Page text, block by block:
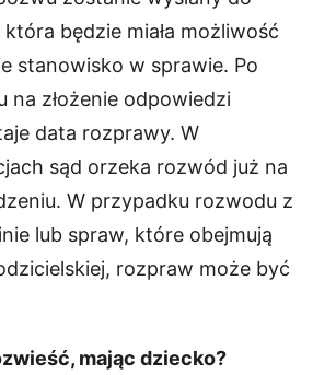
będzie miała możliwość
stanowisko w sprawie. Po
na złożenie odpowiedzi
data rozprawy. W
sąd orzeka rozwód już na
W przypadku rozwodu z
lub spraw, które obejmują
rozpraw może być
mając dziecko?